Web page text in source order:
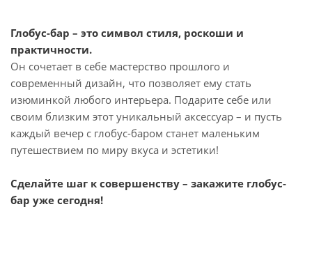
Глобус-бар – это символ стиля, роскоши и
практичности.
Он сочетает в себе мастерство прошлого и
современный дизайн, что позволяет ему стать
изюминкой любого интерьера. Подарите себе или
своим близким этот уникальный аксессуар – и пусть
каждый вечер с глобус-баром станет маленьким
путешествием по миру вкуса и эстетики!
Сделайте шаг к совершенству – закажите глобус-
бар уже сегодня!